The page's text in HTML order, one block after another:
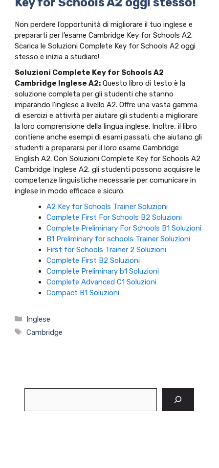
Non perdere l’opportunità di migliorare il tuo inglese e
prepararti per l’esame Cambridge Key for Schools A2.
Scarica le Soluzioni Complete Key for Schools A2 oggi
stesso e inizia a studiare!
Soluzioni Complete Key for Schools A2
Cambridge Inglese A2: Questo libro di testo è la
soluzione completa per gli studenti che stanno
imparando l’inglese a livello A2. Offre una vasta gamma
di esercizi e attività per aiutare gli studenti a migliorare
la loro comprensione della lingua inglese. Inoltre, il libro
contiene anche esempi di esami passati, che aiutano gli
studenti a prepararsi per il loro esame Cambridge
English A2. Con Soluzioni Complete Key for Schools A2
Cambridge Inglese A2, gli studenti possono acquisire le
competenze linguistiche necessarie per comunicare in
inglese in modo efficace e sicuro.
A2 Key for Schools Trainer Soluzioni
Complete First For Schools B2 Soluzioni
Complete Preliminary For Schools B1 Soluzioni
B1 Preliminary for schools Trainer Soluzioni
First for Schools Trainer 2 Soluzioni
Complete First B2 Soluzioni
Complete Preliminary b1 Soluzioni
Complete Advanced C1 Soluzioni
Compact B1 Soluzioni
Categorie
Inglese
Tag
Cambridge